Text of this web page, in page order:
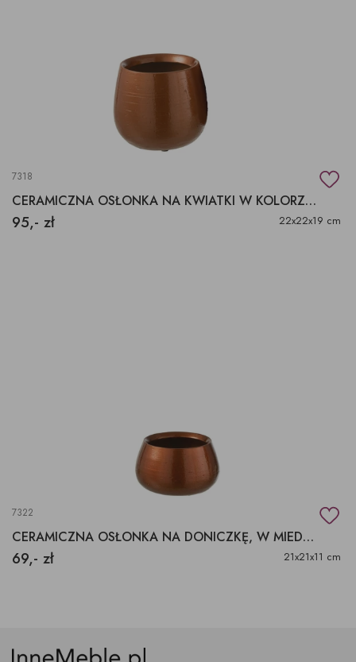
7318
CERAMICZNA OSŁONKA NA KWIATKI W KOLORZE MIEDZIANYM
95,- zł 22x22x19 cm
7322
CERAMICZNA OSŁONKA NA DONICZKĘ, W MIEDZIANYM KOLORZE.
69,- zł 21x21x11 cm